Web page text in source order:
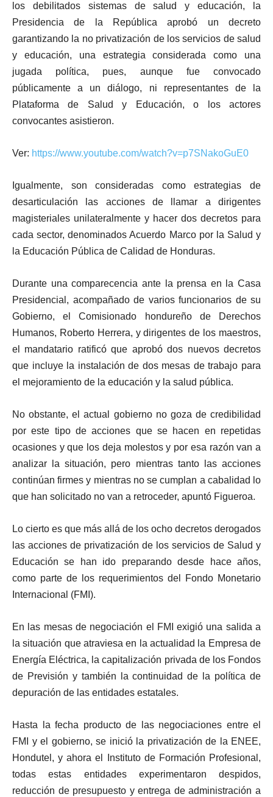
los debilitados sistemas de salud y educación, la
Presidencia de la República aprobó un decreto
garantizando la no privatización de los servicios de salud
y educación, una estrategia considerada como una
jugada política, pues, aunque fue convocado
públicamente a un diálogo, ni representantes de la
Plataforma de Salud y Educación, o los actores
convocantes asistieron.
Ver: https://www.youtube.com/watch?v=p7SNakoGuE0
Igualmente, son consideradas como estrategias de
desarticulación las acciones de llamar a dirigentes
magisteriales unilateralmente y hacer dos decretos para
cada sector, denominados Acuerdo Marco por la Salud y
la Educación Pública de Calidad de Honduras.
Durante una comparecencia ante la prensa en la Casa
Presidencial, acompañado de varios funcionarios de su
Gobierno, el Comisionado hondureño de Derechos
Humanos, Roberto Herrera, y dirigentes de los maestros,
el mandatario ratificó que aprobó dos nuevos decretos
que incluye la instalación de dos mesas de trabajo para
el mejoramiento de la educación y la salud pública.
No obstante, el actual gobierno no goza de credibilidad
por este tipo de acciones que se hacen en repetidas
ocasiones y que los deja molestos y por esa razón van a
analizar la situación, pero mientras tanto las acciones
continúan firmes y mientras no se cumplan a cabalidad lo
que han solicitado no van a retroceder, apuntó Figueroa.
Lo cierto es que más allá de los ocho decretos derogados
las acciones de privatización de los servicios de Salud y
Educación se han ido preparando desde hace años,
como parte de los requerimientos del Fondo Monetario
Internacional (FMI).
En las mesas de negociación el FMI exigió una salida a
la situación que atraviesa en la actualidad la Empresa de
Energía Eléctrica, la capitalización privada de los Fondos
de Previsión y también la continuidad de la política de
depuración de las entidades estatales.
Hasta la fecha producto de las negociaciones entre el
FMI y el gobierno, se inició la privatización de la ENEE,
Hondutel, y ahora el Instituto de Formación Profesional,
todas estas entidades experimentaron despidos,
reducción de presupuesto y entrega de administración a